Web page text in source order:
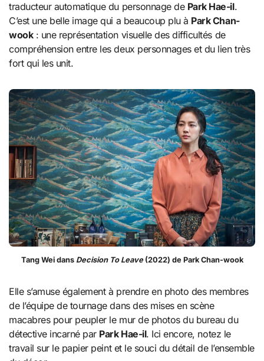
traducteur automatique du personnage de Park Hae-il.
C’est une belle image qui a beaucoup plu à Park Chan-
wook: une représentation visuelle des difficultés de
compréhension entre les deux personnages et du lien très
fort qui les unit.
Tang Wei dans Decision To Leave(2022) de Park Chan-wook
Elle s’amuse également à prendre en photo des membres
de l’équipe de tournage dans des mises en scène
macabres pour peupler le mur de photos du bureau du
détective incarné par Park Hae-il. Ici encore, notez le
travail sur le papier peint et le souci du détail de l’ensemble